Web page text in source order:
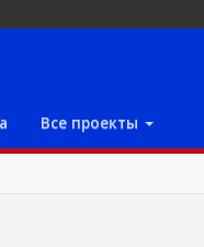
Все проекты